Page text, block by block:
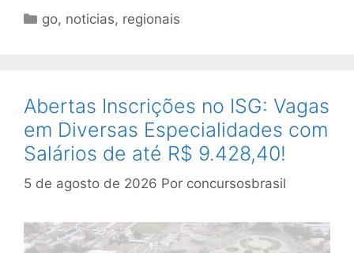
Categorias
go, noticias, regionais
Abertas Inscrições no ISG: Vagas
em Diversas Especialidades com
Salários de até R$ 9.428,40!
5 de agosto de 2026 Por concursosbrasil